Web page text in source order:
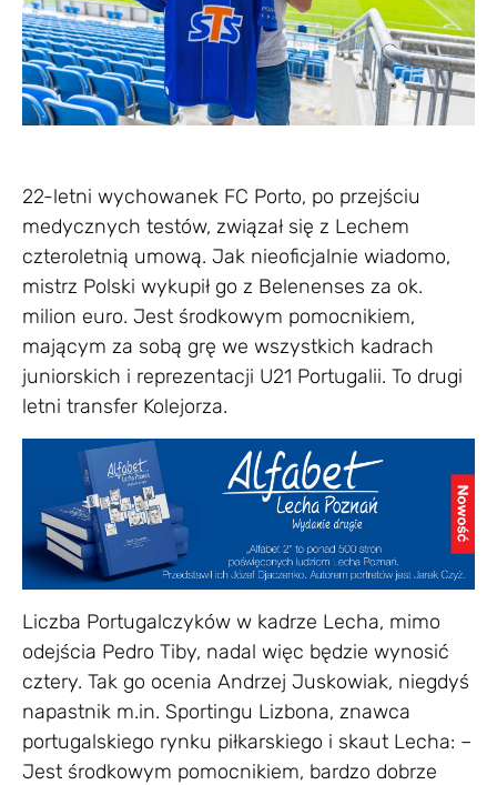
22-letni wychowanek FC Porto, po przejściu
medycznych testów, związał się z Lechem
czteroletnią umową. Jak nieoficjalnie wiadomo,
mistrz Polski wykupił go z Belenenses za ok.
milion euro. Jest środkowym pomocnikiem,
mającym za sobą grę we wszystkich kadrach
juniorskich i reprezentacji U21 Portugalii. To drugi
letni transfer Kolejorza.
Liczba Portugalczyków w kadrze Lecha, mimo
odejścia Pedro Tiby, nadal więc będzie wynosić
cztery. Tak go ocenia Andrzej Juskowiak, niegdyś
napastnik m.in. Sportingu Lizbona, znawca
portugalskiego rynku piłkarskiego i skaut Lecha: –
Jest środkowym pomocnikiem, bardzo dobrze